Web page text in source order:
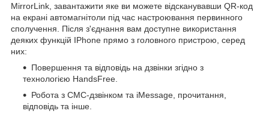
MirrorLink, завантажити яке ви можете відсканувавши QR-код
на екрані автомагнітоли під час настроювання первинного
сполучення. Після з'єднання вам доступне використання
деяких функцій IPhone прямо з головного пристрою, серед
них:
Повершення та відповідь на дзвінки згідно з
технологією HandsFree.
Робота з СМС-дзвінком та iMessage, прочитання,
відповідь та інше.